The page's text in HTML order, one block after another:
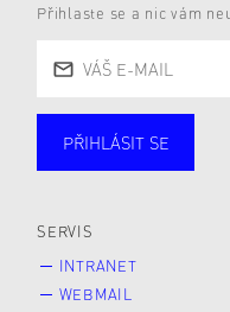
Přihlaste se a nic vám
Studující
PŘIHLÁSIT SE
SERVIS
INTRANET
WEBMAIL